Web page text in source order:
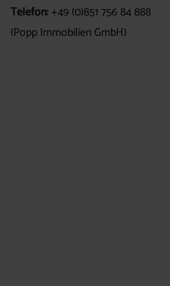
Telefon:+49 (0)851 756 84 888
(Popp Immobilien GmbH)